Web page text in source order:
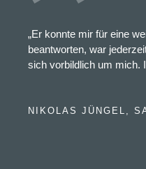
„Er konnte mir für eine
beantworten, war
sich vorbildlich um mich.
NIKOLAS JÜNGEL,